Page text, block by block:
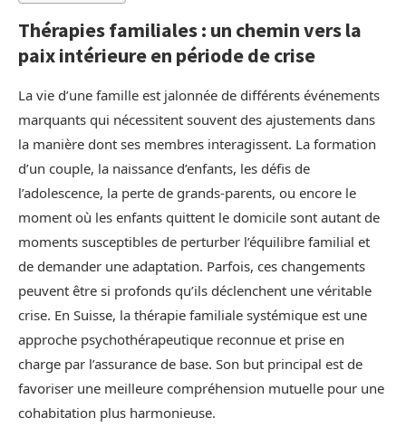
Thérapies familiales : un chemin vers la
paix intérieure en période de crise
La vie d’une famille est jalonnée de différents événements
marquants qui nécessitent souvent des ajustements dans
la manière dont ses membres interagissent. La formation
d’un couple, la naissance d’enfants, les défis de
l’adolescence, la perte de grands-parents, ou encore le
moment où les enfants quittent le domicile sont autant de
moments susceptibles de perturber l’équilibre familial et
de demander une adaptation. Parfois, ces changements
peuvent être si profonds qu’ils déclenchent une véritable
crise. En Suisse, la thérapie familiale systémique est une
approche psychothérapeutique reconnue et prise en
charge par l’assurance de base. Son but principal est de
favoriser une meilleure compréhension mutuelle pour une
cohabitation plus harmonieuse.